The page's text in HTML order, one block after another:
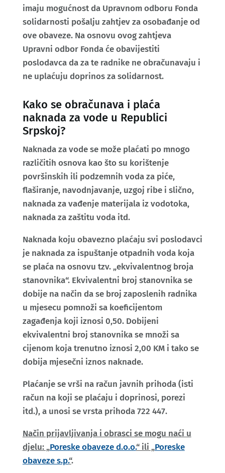
imaju mogućnost da Upravnom odboru Fonda
solidarnosti pošalju zahtjev za osobađanje od
ove obaveze. Na osnovu ovog zahtjeva
Upravni odbor Fonda će obavijestiti
poslodavca da za te radnike ne obračunavaju i
ne uplaćuju doprinos za solidarnost.
Kako se obračunava i plaća
naknada za vode u Republici
Srpskoj?
Naknada za vode se može plaćati po mnogo
različitih osnova kao što su korištenje
površinskih ili podzemnih voda za piće,
flaširanje, navodnjavanje, uzgoj ribe i slično,
naknada za vađenje materijala iz vodotoka,
naknada za zaštitu voda itd.
Naknada koju obavezno plaćaju svi poslodavci
je naknada za ispuštanje otpadnih voda koja
se plaća na osnovu tzv. „ekvivalentnog broja
stanovnika“. Ekvivalentni broj stanovnika se
dobije na način da se broj zaposlenih radnika
u mjesecu pomnoži sa koeficijentom
zagađenja koji iznosi 0,50. Dobijeni
ekvivalentni broj stanovnika se množi sa
cijenom koja trenutno iznosi 2,00 KM i tako se
dobija mjesečni iznos naknade.
Plaćanje se vrši na račun javnih prihoda (isti
račun na koji se plaćaju i doprinosi, porezi
itd.), a unosi se vrsta prihoda 722 447.
Način prijavljivanja i obrasci se mogu naći u
djelu: „Poreske obaveze d.o.o.“ ili „Poreske
obaveze s.p.“.